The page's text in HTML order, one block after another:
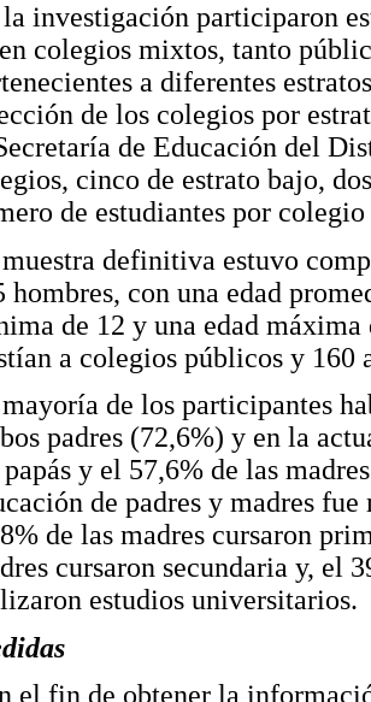
investigación participaron
colegios mixtos, tanto
a diferentes
de los colegios por
de Educación del
cinco de estrato bajo,
de estudiantes por
definitiva estuvo
hombres, con una edad
de 12 y una edad máxima
a colegios públicos y 160
de los participantes
padres (72,6%) y en la
y el 57,6% de las
de padres y madres
de las madres cursaron
cursaron secundaria y, el
estudios universitarios.
el fin de obtener la